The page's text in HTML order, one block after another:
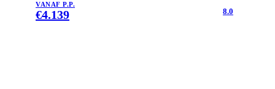
VANAF P.P.
€4.139 8.0